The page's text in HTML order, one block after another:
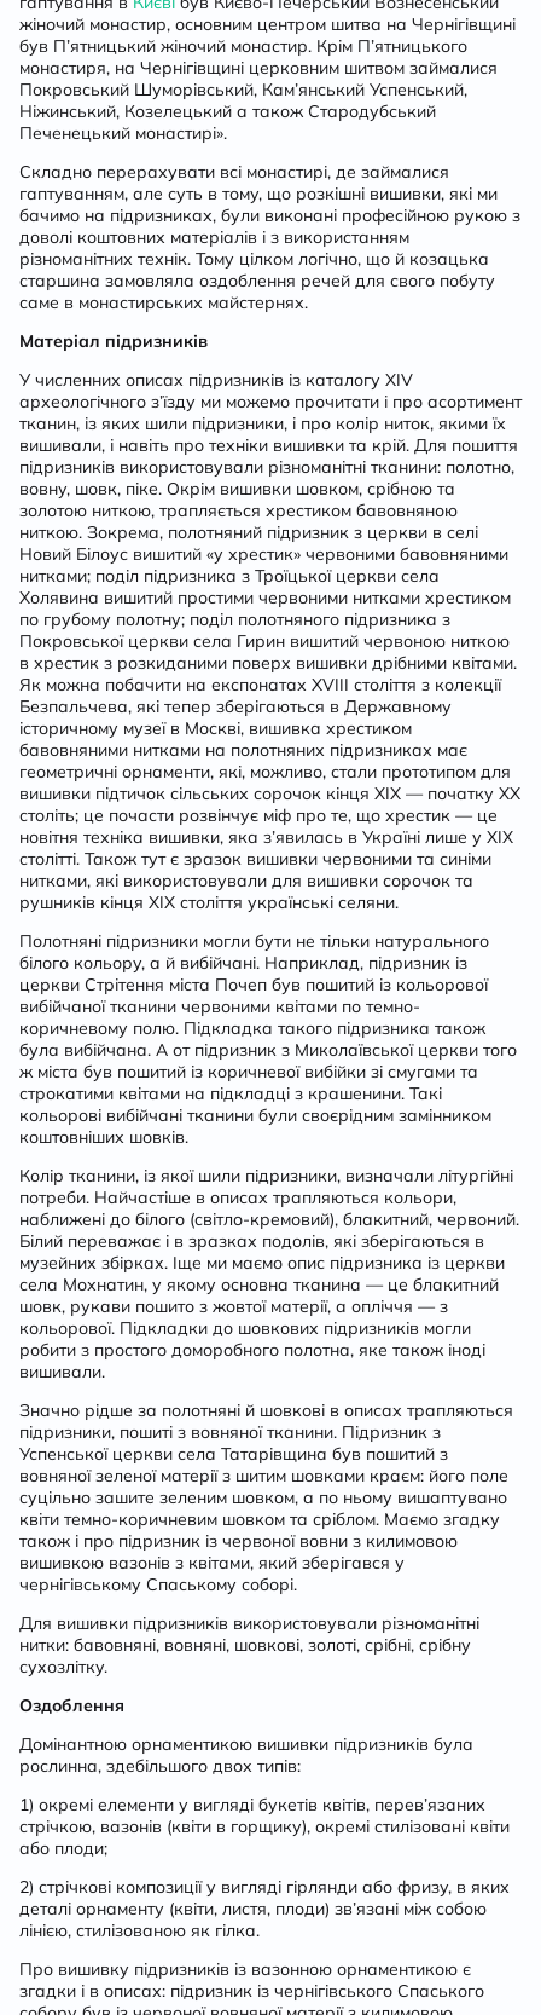
жіночий монастир, основним центром шитва на Чернігівщині
був П’ятницький жіночий монастир. Крім П’ятницького
монастиря, на Чернігівщині церковним шитвом займалися
Покровський Шуморівський, Кам’янський Успенський,
Ніжинський, Козелецький а також Стародубський
Печенецький монастирі».
Складно перерахувати всі монастирі, де займалися
гаптуванням, але суть в тому, що розкішні вишивки, які ми
бачимо на підризниках, були виконані професійною рукою з
доволі коштовних матеріалів і з використанням
різноманітних технік. Тому цілком логічно, що й козацька
старшина замовляла оздоблення речей для свого побуту
саме в монастирських майстернях.
Матеріал підризників
У численних описах підризників із каталогу XIV
археологічного з’їзду ми можемо прочитати і про асортимент
тканин, із яких шили підризники, і про колір ниток, якими їх
вишивали, і навіть про техніки вишивки та крій. Для пошиття
підризників використовували різноманітні тканини: полотно,
вовну, шовк, піке. Окрім вишивки шовком, срібною та
золотою ниткою, трапляється хрестиком бавовняною
ниткою. Зокрема, полотняний підризник з церкви в селі
Новий Білоус вишитий «у хрестик» червоними бавовняними
нитками; поділ підризника з Троїцької церкви села
Холявина вишитий простими червоними нитками хрестиком
по грубому полотну; поділ полотняного підризника з
Покровської церкви села Гирин вишитий червоною ниткою
в хрестик з розкиданими поверх вишивки дрібними квітами.
Як можна побачити на експонатах XVIII століття з колекції
Безпальчева, які тепер зберігаються в Державному
історичному музеї в Москві, вишивка хрестиком
бавовняними нитками на полотняних підризниках має
геометричні орнаменти, які, можливо, стали прототипом для
вишивки підтичок сільських сорочок кінця XIX — початку XX
століть; це почасти розвінчує міф про те, що хрестик — це
новітня техніка вишивки, яка з’явилась в Україні лише у XIX
столітті. Також тут є зразок вишивки червоними та синіми
нитками, які використовували для вишивки сорочок та
рушників кінця XIX століття українські селяни.
Полотняні підризники могли бути не тільки натурального
білого кольору, а й вибійчані. Наприклад, підризник із
церкви Стрітення міста Почеп був пошитий із кольорової
вибійчаної тканини червоними квітами по темно-
коричневому полю. Підкладка такого підризника також
була вибійчана. А от підризник з Миколаївської церкви того
ж міста був пошитий із коричневої вибійки зі смугами та
строкатими квітами на підкладці з крашенини. Такі
кольорові вибійчані тканини були своєрідним замінником
коштовніших шовків.
Колір тканини, із якої шили підризники, визначали літургійні
потреби. Найчастіше в описах трапляються кольори,
наближені до білого (світло-кремовий), блакитний, червоний.
Білий переважає і в зразках подолів, які зберігаються в
музейних збірках. Іще ми маємо опис підризника із церкви
села Мохнатин, у якому основна тканина — це блакитний
шовк, рукави пошито з жовтої матерії, а опліччя — з
кольорової. Підкладки до шовкових підризників могли
робити з простого доморобного полотна, яке також іноді
вишивали.
Значно рідше за полотняні й шовкові в описах трапляються
підризники, пошиті з вовняної тканини. Підризник з
Успенської церкви села Татарівщина був пошитий з
вовняної зеленої матерії з шитим шовками краєм: його поле
суцільно зашите зеленим шовком, а по ньому вишаптувано
квіти темно-коричневим шовком та сріблом. Маємо згадку
також і про підризник із червоної вовни з килимовою
вишивкою вазонів з квітами, який зберігався у
чернігівському Спаському соборі.
Для вишивки підризників використовували різноманітні
нитки: бавовняні, вовняні, шовкові, золоті, срібні, срібну
сухозлітку.
Оздоблення
Домінантною орнаментикою вишивки підризників була
рослинна, здебільшого двох типів:
1) окремі елементи у вигляді букетів квітів, перев’язаних
стрічкою, вазонів (квіти в горщику), окремі стилізовані квіти
або плоди;
2) стрічкові композиції у вигляді гірлянди або фризу, в яких
деталі орнаменту (квіти, листя, плоди) зв’язані між собою
лінією, стилізованою як гілка.
Про вишивку підризників із вазонною орнаментикою є
згадки і в описах: підризник із чернігівського Спаського